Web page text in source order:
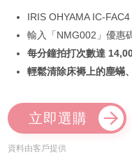
IRIS OHYAMA IC-FAC4
輸入「NMG002」優惠
每分鐘拍打次數達
輕鬆清除床褥上的塵蟎
立即選購
資料由客戶提供